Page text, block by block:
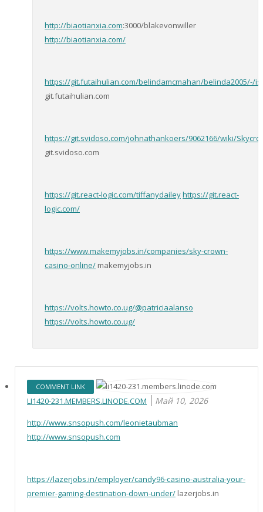
http://biaotianxia.com:3000/blakevonwiller
http://biaotianxia.com/
https://git.futaihulian.com/belindamcmahan/belinda2005/-/
git.futaihulian.com
https://git.svidoso.com/johnathankoers/9062166/wiki/
git.svidoso.com
https://git.react-logic.com/tiffanydaileyhttps://git.react-
logic.com/
https://www.makemyjobs.in/companies/sky-crown-
casino-online/ makemyjobs.in
https://volts.howto.co.ug/@patriciaalanso
https://volts.howto.co.ug/
COMMENT LINK
LI1420-231.MEMBERS.LINODE.COM Май 10, 2026
http://www.snsopush.com/leonietaubman
http://www.snsopush.com
https://lazerjobs.in/employer/candy96-casino-australia-your-
premier-gaming-destination-down-under/ lazerjobs.in